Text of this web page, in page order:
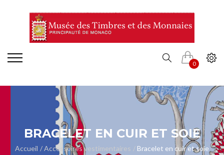
0
BRACELET EN CUIR ET SOIE
Accueil Accessoires vestimentaires Bracelet en cuir et soie